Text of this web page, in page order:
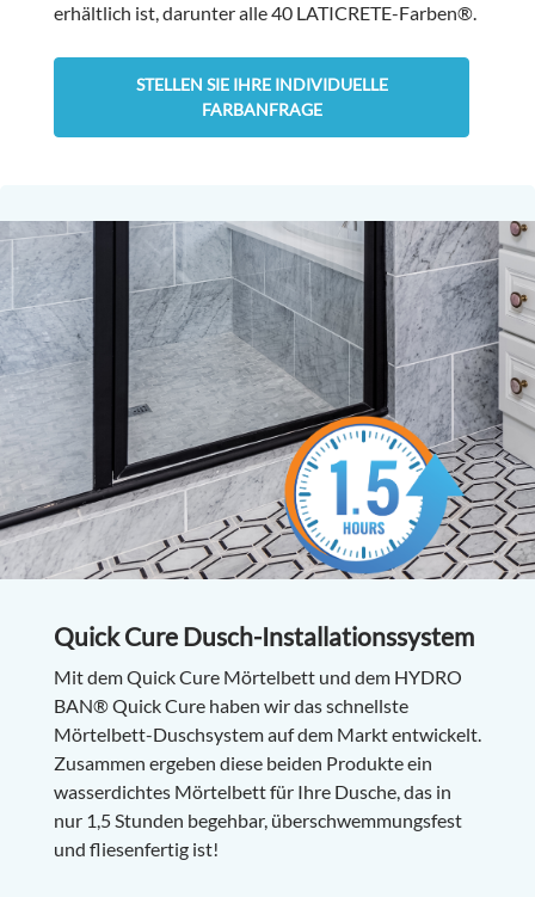
erhältlich ist, darunter alle 40 LATICRETE-Farben®.
STELLEN SIE IHRE INDIVIDUELLE
FARBANFRAGE
Quick Cure Dusch-Installationssystem
Mit dem Quick Cure Mörtelbett und dem HYDRO
BAN® Quick Cure haben wir das schnellste
Mörtelbett-Duschsystem auf dem Markt entwickelt.
Zusammen ergeben diese beiden Produkte ein
wasserdichtes Mörtelbett für Ihre Dusche, das in
nur 1,5 Stunden begehbar, überschwemmungsfest
und fliesenfertig ist!